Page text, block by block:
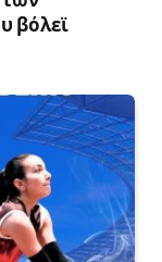
βόλεϊ